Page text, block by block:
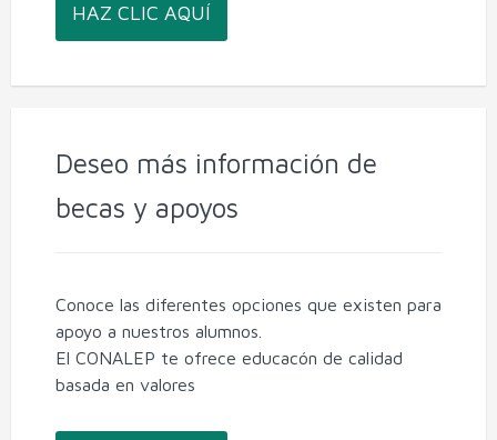
HAZ CLIC AQUÍ
Deseo más información de
becas y apoyos
Conoce las diferentes opciones que existen para
apoyo a nuestros alumnos.
El CONALEP te ofrece educacón de calidad
basada en valores